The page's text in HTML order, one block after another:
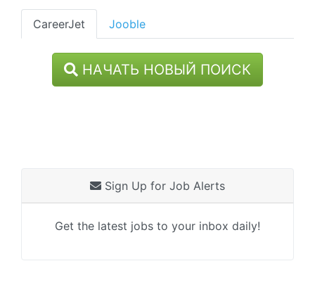
CareerJet Jooble
НАЧАТЬ НОВЫЙ ПОИСК
Sign Up for Job Alerts
Get the latest jobs to your inbox daily!